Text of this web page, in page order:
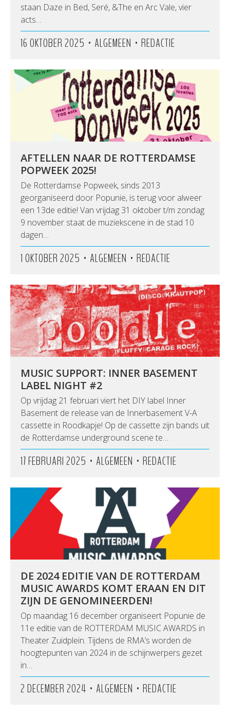
staan Daze in Bed, Seré, &The en Arc Vale, vier
acts…
16 OKTOBER 2025 • ALGEMEEN • REDACTIE
AFTELLEN NAAR DE ROTTERDAMSE
POPWEEK 2025!
De Rotterdamse Popweek, sinds 2013
georganiseerd door Popunie, is terug voor alweer
een 13de editie! Van vrijdag 31 oktober t/m zondag
9 november staat de muziekscene in de stad 10
dagen…
1 OKTOBER 2025 • ALGEMEEN • REDACTIE
MUSIC SUPPORT: INNER BASEMENT
LABEL NIGHT #2
Op vrijdag 21 februari viert het DIY label Inner
Basement de release van de Innerbasement V-A
cassette in Roodkapje! Op de cassette zijn bands uit
de Rotterdamse underground scene te…
17 FEBRUARI 2025 • ALGEMEEN • REDACTIE
DE 2024 EDITIE VAN DE ROTTERDAM
MUSIC AWARDS KOMT ERAAN EN DIT
ZIJN DE GENOMINEERDEN!
Op maandag 16 december organiseert Popunie de
11e editie van de ROTTERDAM MUSIC AWARDS in
Theater Zuidplein. Tijdens de RMA’s worden de
hoogtepunten van 2024 in de schijnwerpers gezet
in…
2 DECEMBER 2024 • ALGEMEEN • REDACTIE